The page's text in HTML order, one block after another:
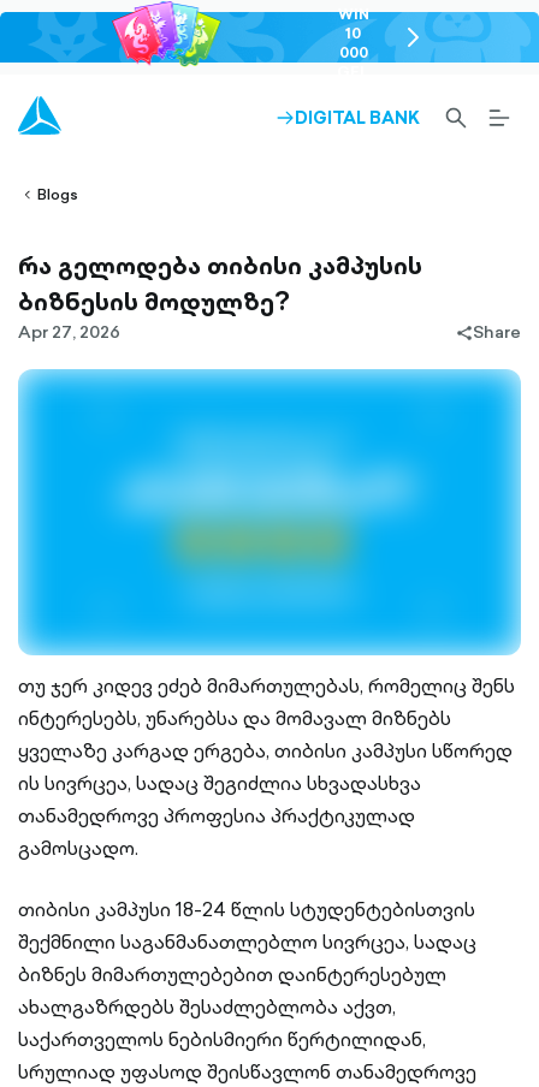
WIN
10
000
chevron-
right-
ARROW-
DIGITAL BANK
SEARCH-
OUTLINED
Blogs
რა გელოდება თიბისი კამპუსის
ბიზნესის მოდულზე?
Apr 27, 2026
share-
Share
თუ ჯერ კიდევ ეძებ მიმართულებას, რომელიც შენს
ინტერესებს, უნარებსა და მომავალ მიზნებს
ყველაზე კარგად ერგება, თიბისი კამპუსი სწორედ
ის სივრცეა, სადაც შეგიძლია სხვადასხვა
თანამედროვე პროფესია პრაქტიკულად
გამოსცადო.
თიბისი კამპუსი 18-24 წლის სტუდენტებისთვის
შექმნილი საგანმანათლებლო სივრცეა, სადაც
ბიზნეს მიმართულებებით დაინტერესებულ
ახალგაზრდებს შესაძლებლობა აქვთ,
საქართველოს ნებისმიერი წერტილიდან,
სრულიად უფასოდ შეისწავლონ თანამედროვე